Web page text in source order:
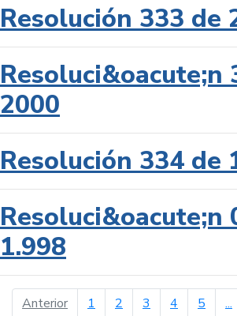
Resolución 333 de
Resoluci&oacute;n
2000
Resolución 334 de
Resoluci&oacute;n
1.998
Anteriorpágina anterior
1 2 3 4 5 ...